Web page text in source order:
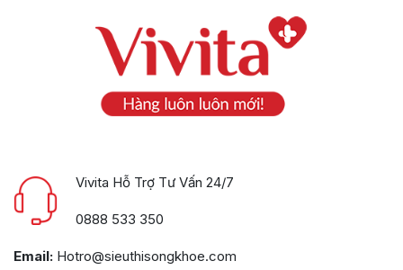
Vivita Hỗ Trợ Tư Vấn 24/7
0888 533 350
Email: Hotro@sieuthisongkhoe.com